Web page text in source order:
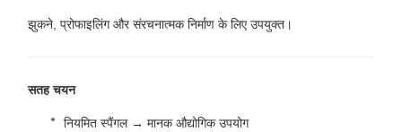
झुकने, प्रोफाइलिंग और संरचनात्मक निर्माण के लिए उपयुक्त।
सतह चयन
नियमित स्पैंगल → मानक औद्योगिक उपयोग